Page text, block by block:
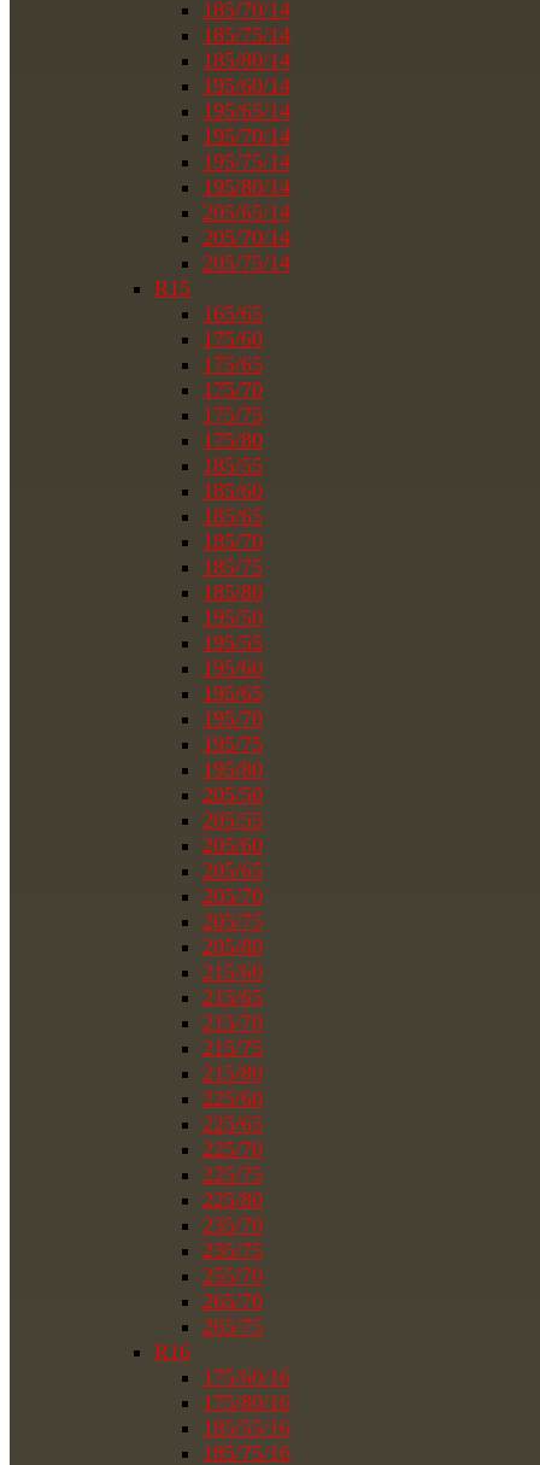
185/70/14
185/75/14
185/80/14
195/60/14
195/65/14
195/70/14
195/75/14
195/80/14
205/65/14
205/70/14
205/75/14
R15
165/65
175/60
175/65
175/70
175/75
175/80
185/55
185/60
185/65
185/70
185/75
185/80
195/50
195/55
195/60
195/65
195/70
195/75
195/80
205/50
205/55
205/60
205/65
205/70
205/75
205/80
215/60
215/65
215/70
215/75
215/80
225/60
225/65
225/70
225/75
225/80
235/70
235/75
255/70
265/70
265/75
R16
175/60/16
175/80/16
185/55/16
185/75/16